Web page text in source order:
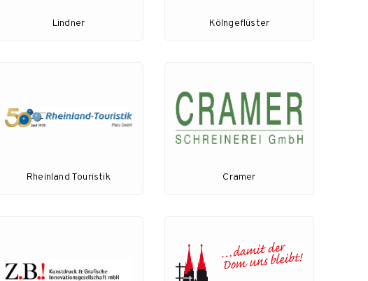
Lindner Kölngeflüster
Rheinland Touristik Cramer